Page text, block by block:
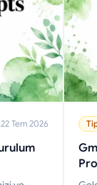
22 Tem 2026